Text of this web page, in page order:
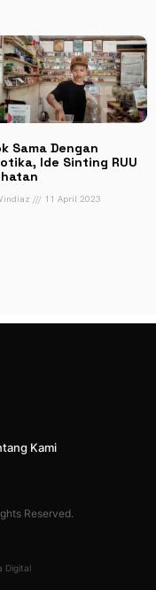
Sama Dengan
Ide Sinting RUU
11 April 2023
Kami
Reserved.
Digital